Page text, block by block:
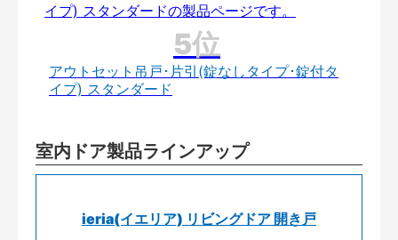
アウトセット吊戸･片引(錠なしタイプ･錠付タ
イプ) スタンダード
室内ドア製品ラインアップ
ieria(イエリア) リビングドア 開き戸